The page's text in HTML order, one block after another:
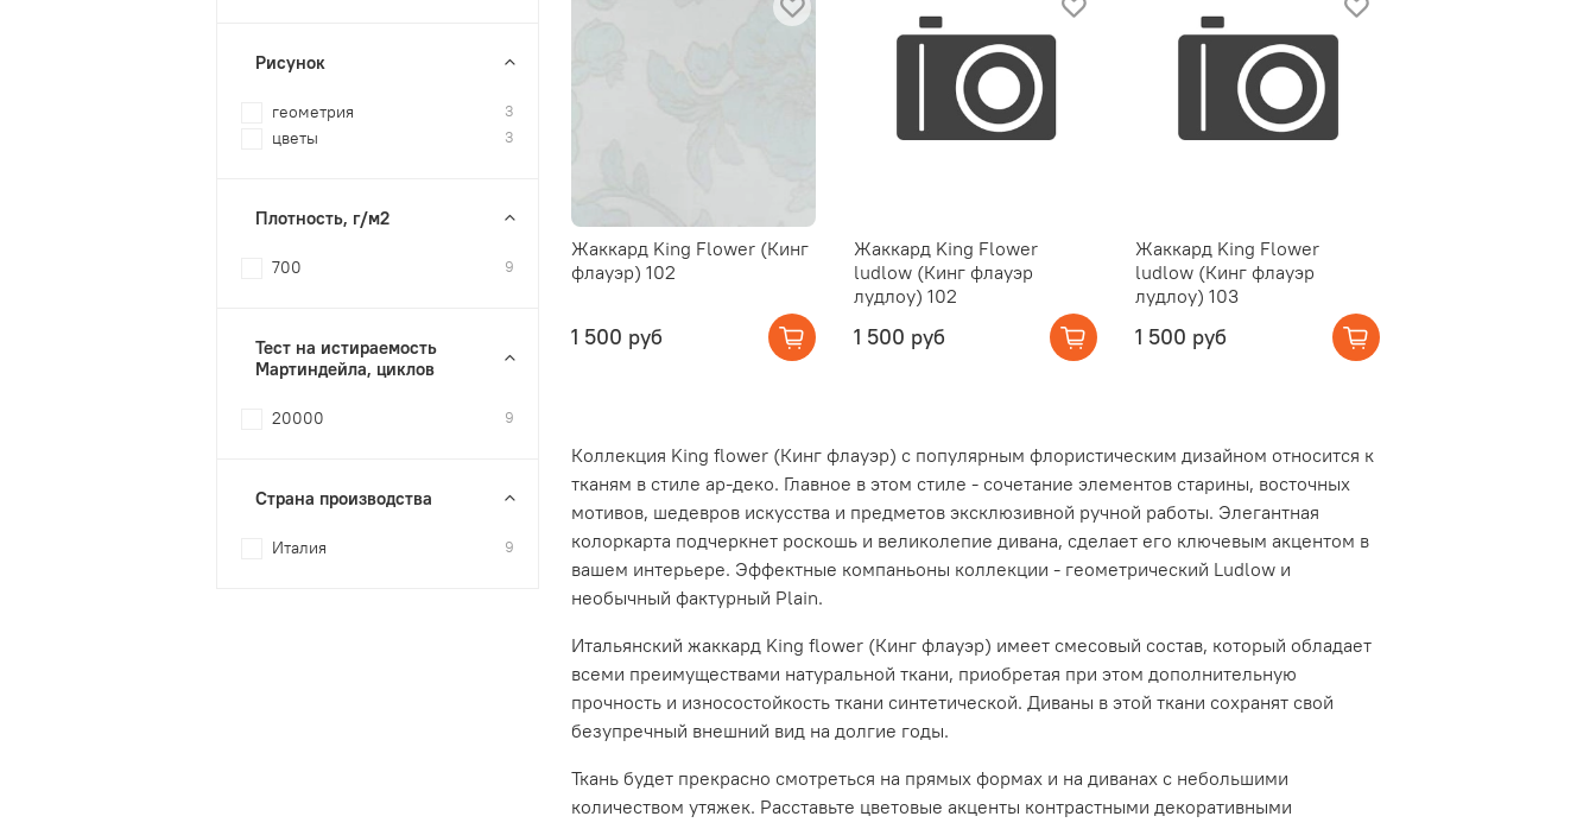
Жаккард King Flower (Кинг
флауэр) 102
1 500 руб
Жаккард King Flower
ludlow (Кинг флауэр
лудлоу) 102
1 500 руб
Жаккард King Flower
ludlow (Кинг флауэр
лудлоу) 103
1 500 руб
Коллекция King flower (Кинг флауэр) с популярным флористическим дизайном относится к
тканям в стиле ар-деко. Главное в этом стиле - сочетание элементов старины, восточных
мотивов, шедевров искусства и предметов эксклюзивной ручной работы. Элегантная
колоркарта подчеркнет роскошь и великолепие дивана, сделает его ключевым акцентом в
вашем интерьере. Эффектные компаньоны коллекции - геометрический Ludlow и
необычный фактурный Plain.
Итальянский жаккард King flower (Кинг флауэр) имеет смесовый состав, который обладает
всеми преимуществами натуральной ткани, приобретая при этом дополнительную
прочность и износостойкость ткани синтетической. Диваны в этой ткани сохранят свой
безупречный внешний вид на долгие годы.
Ткань будет прекрасно смотреться на прямых формах и на диванах с небольшими
количеством утяжек. Расставьте цветовые акценты контрастными декоративными
Рисунок
геометрия 3
цветы 3
Плотность, г/м2
700 9
Тест на истираемость
Мартиндейла, циклов
20000 9
Страна производства
Италия 9